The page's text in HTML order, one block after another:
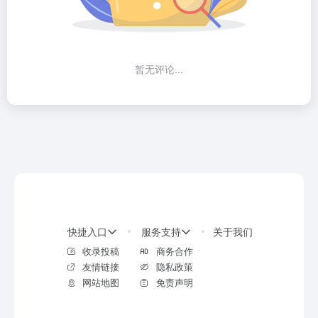
暂无评论...
快捷入口
收录投稿
友情链接
网站地图
服务支持
商务合作
隐私政策
免责声明
关于我们